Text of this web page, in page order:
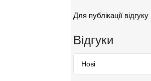
Відгуки
Для публікації